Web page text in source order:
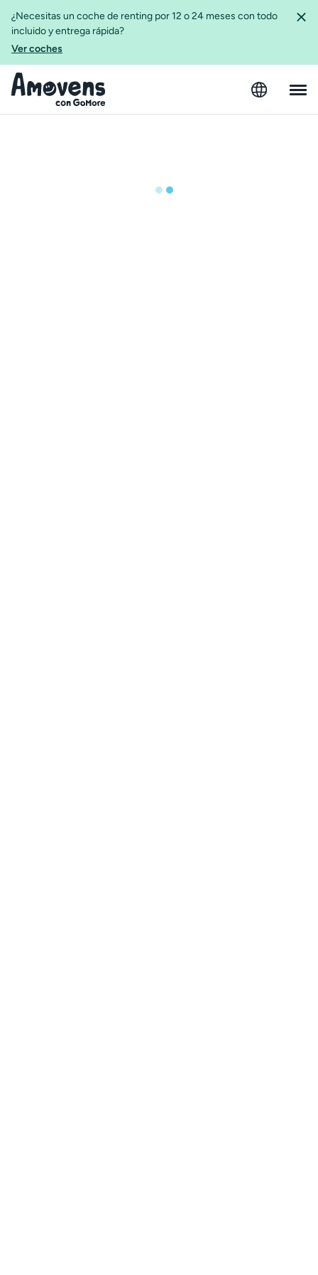
¿Necesitas un coche de renting por 12 o 24 meses con todo
incluido y entrega rápida?
Ver coches